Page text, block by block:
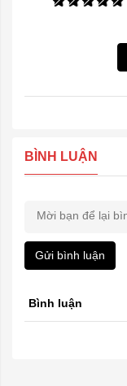
BÌNH LUẬN
Gửi bình luận
Bình luận